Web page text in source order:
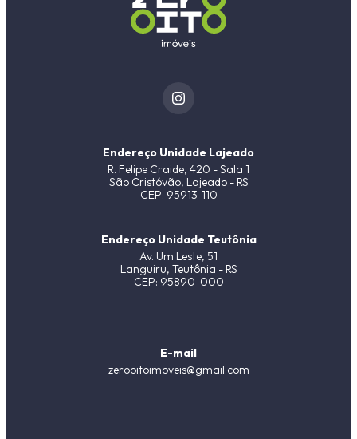
Endereço Unidade Lajeado
R. Felipe Craide, 420 - Sala 1
São Cristóvão, Lajeado - RS
CEP: 95913-110
Endereço Unidade Teutônia
Av. Um Leste, 51
Languiru, Teutônia - RS
CEP: 95890-000
E-mail
zerooitoimoveis@gmail.com